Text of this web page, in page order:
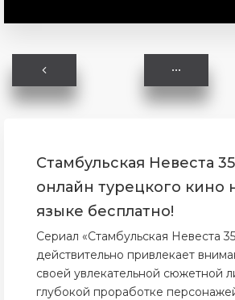
Стамбульская Невеста
онлайн турецкого кино
языке бесплатно!
Сериал «Стамбульская Невеста
действительно привлекает
своей увлекательной сюжетной
глубокой проработке